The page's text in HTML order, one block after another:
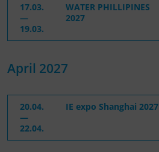
17.03.
—
19.03.
WATER PHILLIPINES
2027
April 2027
20.04.
—
22.04.
IE expo Shanghai 2027